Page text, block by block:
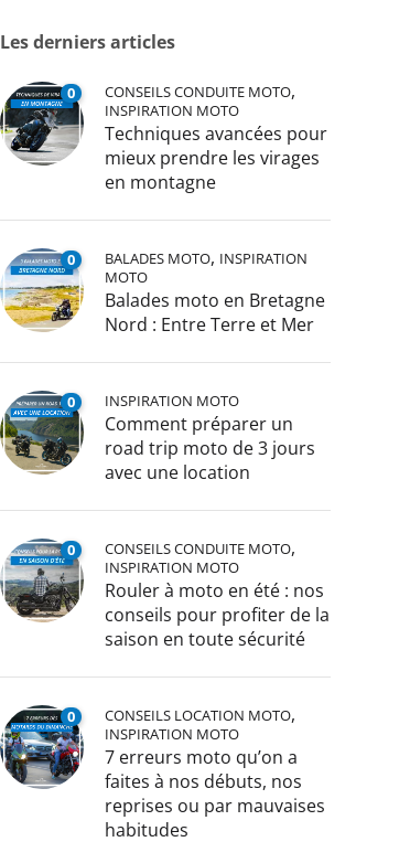
Les derniers articles
0 CONSEILS CONDUITE MOTO,
INSPIRATION MOTO
Techniques avancées pour
mieux prendre les virages
en montagne
0 BALADES MOTO, INSPIRATION
MOTO
Balades moto en Bretagne
Nord : Entre Terre et Mer
0 INSPIRATION MOTO
Comment préparer un
road trip moto de 3 jours
avec une location
0 CONSEILS CONDUITE MOTO,
INSPIRATION MOTO
Rouler à moto en été : nos
conseils pour profiter de la
saison en toute sécurité
0 CONSEILS LOCATION MOTO,
INSPIRATION MOTO
7 erreurs moto qu’on a
faites à nos débuts, nos
reprises ou par mauvaises
habitudes